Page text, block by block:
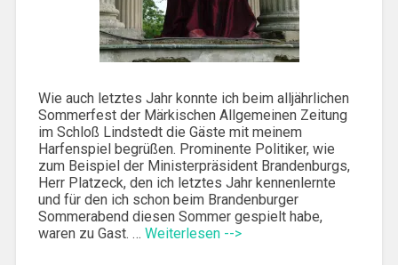
Wie auch letztes Jahr konnte ich beim alljährlichen
Sommerfest der Märkischen Allgemeinen Zeitung
im Schloß Lindstedt die Gäste mit meinem
Harfenspiel begrüßen. Prominente Politiker, wie
zum Beispiel der Ministerpräsident Brandenburgs,
Herr Platzeck, den ich letztes Jahr kennenlernte
und für den ich schon beim Brandenburger
Sommerabend diesen Sommer gespielt habe,
waren zu Gast. … Weiterlesen -->